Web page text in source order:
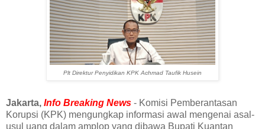
Plt Direktur Penyidikan KPK Achmad Taufik Husein
Jakarta, Info Breaking News - Komisi Pemberantasan
Korupsi (KPK) mengungkap informasi awal mengenai asal-
usul uang dalam amplop yang dibawa Bupati Kuantan